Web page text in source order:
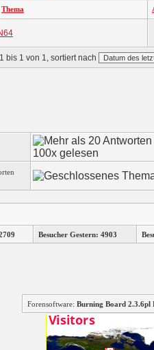
Thema
bis 1 von 1, sortiert nach
Besucher Gestern: 4903
Forensoftware: Burning Board